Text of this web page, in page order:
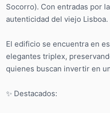
Socorro). Con entradas por
autenticidad del viejo Lisboa.
El edificio se encuentra en
elegantes triplex,
quienes buscan invertir en
✨ Destacados: